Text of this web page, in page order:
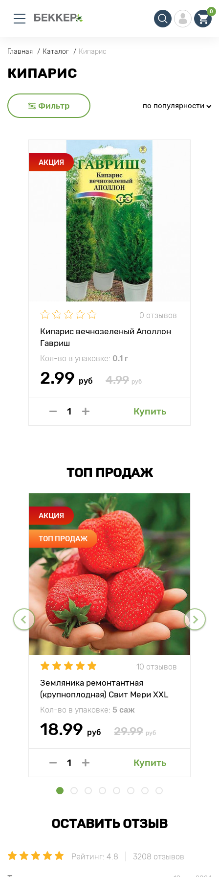
0
Главная Каталог Кипарис
КИПАРИС
Фильтр по популярности
АКЦИЯ
0 отзывов
Кипарис вечнозеленый Аполлон
Гавриш
Кол-во в упаковке: 0.1 г
2.99 руб 4.99 руб
Купить
ТОП ПРОДАЖ
АКЦИЯ
ТОП ПРОДАЖ
10 отзывов
Земляника ремонтантная
(крупноплодная) Свит Мери XXL
Кол-во в упаковке: 5 саж
18.99 руб 29.99 руб
Купить
ОСТАВИТЬ ОТЗЫВ
Рейтинг: 4.8 3208 отзывов